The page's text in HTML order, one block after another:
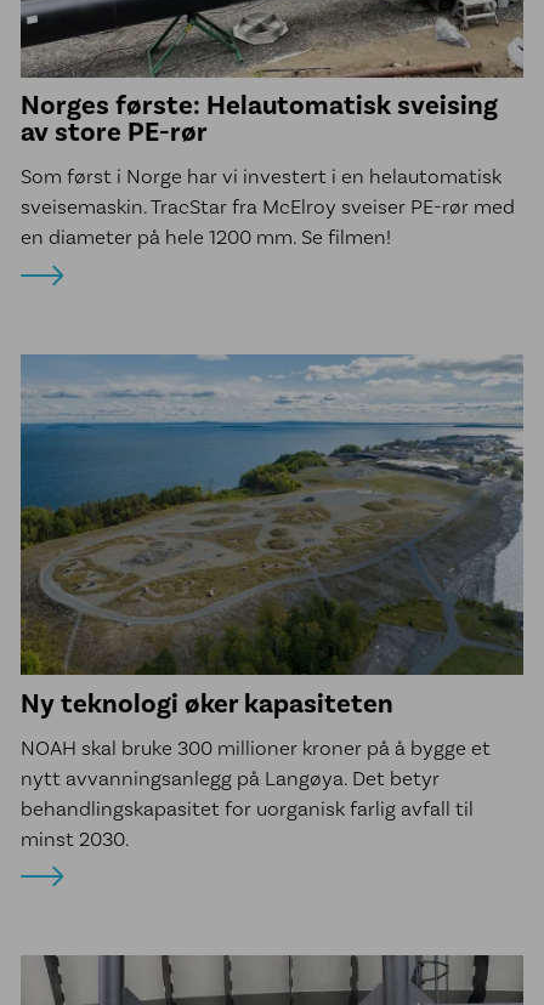
Norges første: Helautomatisk sveising
av store PE-rør
Som først i Norge har vi investert i en helautomatisk
sveisemaskin. TracStar fra McElroy sveiser PE-rør med
en diameter på hele 1200 mm. Se filmen!
Ny teknologi øker kapasiteten
NOAH skal bruke 300 millioner kroner på å bygge et
nytt avvanningsanlegg på Langøya. Det betyr
behandlingskapasitet for uorganisk farlig avfall til
minst 2030.